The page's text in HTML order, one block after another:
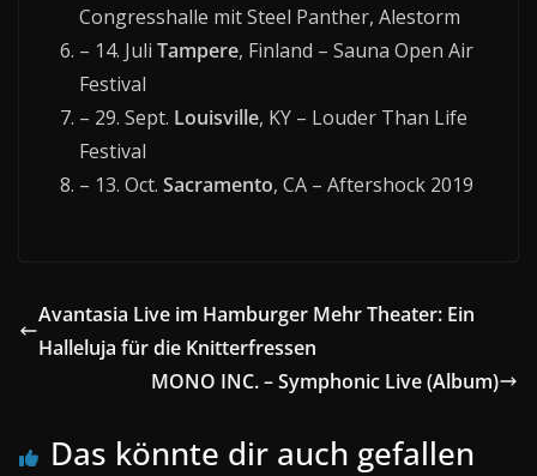
Congresshalle mit Steel Panther, Alestorm
– 14. Juli Tampere, Finland – Sauna Open Air
Festival
– 29. Sept. Louisville, KY – Louder Than Life
Festival
– 13. Oct. Sacramento, CA – Aftershock 2019
Avantasia Live im Hamburger Mehr Theater: Ein
Halleluja für die Knitterfressen
MONO INC. – Symphonic Live (Album)
Das könnte dir auch gefallen